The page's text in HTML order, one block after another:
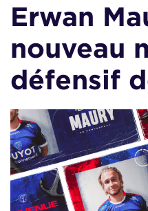
Erwan
nouveau
défensif